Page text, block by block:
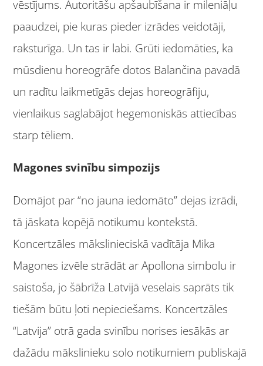
vēstījums. Autoritāšu apšaubīšana ir mileniāļu
paaudzei, pie kuras pieder izrādes veidotāji,
raksturīga. Un tas ir labi. Grūti iedomāties, ka
mūsdienu horeogrāfe dotos Balančina pavadā
un radītu laikmetīgās dejas horeogrāfiju,
vienlaikus saglabājot hegemoniskās attiecības
starp tēliem.
Magones svinību simpozijs
Domājot par “no jauna iedomāto” dejas izrādi,
tā jāskata kopējā notikumu kontekstā.
Koncertzāles mākslinieciskā vadītāja Mika
Magones izvēle strādāt ar Apollona simbolu ir
saistoša, jo šābrīža Latvijā veselais saprāts tik
tiešām būtu ļoti nepieciešams. Koncertzāles
“Latvija” otrā gada svinību norises iesākās ar
dažādu mākslinieku solo notikumiem publiskajā